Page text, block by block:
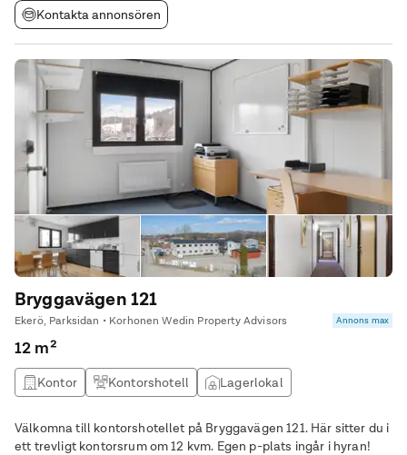
Kontakta annonsören
Bryggavägen 121
Ekerö, Parksidan • Korhonen Wedin Property Advisors Annons max
12 m²
Kontor Kontorshotell Lagerlokal
Välkomna till kontorshotellet på Bryggavägen 121. Här sitter du i
ett trevligt kontorsrum om 12 kvm. Egen p-plats ingår i hyran!